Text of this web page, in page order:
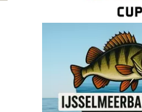
Boston Whaler.”